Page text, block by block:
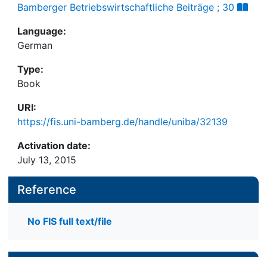
Bamberger Betriebswirtschaftliche Beiträge ; 30
Language:
German
Type:
Book
URI:
https://fis.uni-bamberg.de/handle/uniba/32139
Activation date:
July 13, 2015
Reference
No FIS full text/file